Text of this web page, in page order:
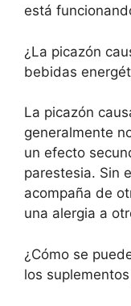
está
¿La picazón
bebidas
La picazón
generalmente
un efecto
parestesia. Sin
acompaña de
una alergia a
¿Cómo se
los